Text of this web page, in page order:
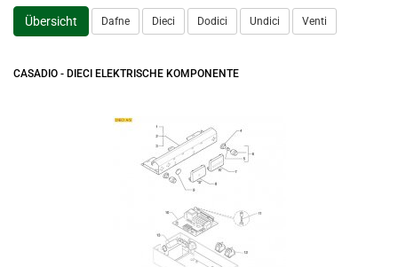
Übersicht Dafne Dieci Dodici Undici Venti
CASADIO - DIECI ELEKTRISCHE KOMPONENTE